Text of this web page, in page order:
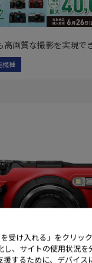
高画質な撮影を実現で
機種
を受け入れる」をクリッ
し、サイトの使用状況を
援するために、デバイス